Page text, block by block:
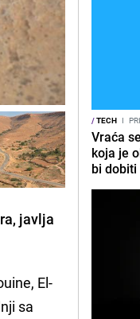
javlja
El-
sa
/TECH I
Vraća
koja je
bi